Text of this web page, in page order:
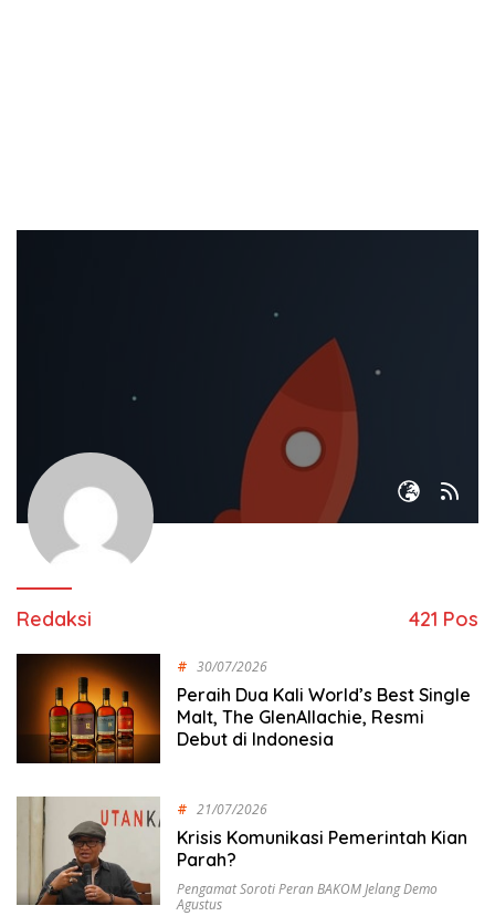
Redaksi 421 Pos
# 30/07/2026
Peraih Dua Kali World’s Best Single
Malt, The GlenAllachie, Resmi
Debut di Indonesia
# 21/07/2026
Krisis Komunikasi Pemerintah Kian
Parah?
Pengamat Soroti Peran BAKOM Jelang Demo
Agustus